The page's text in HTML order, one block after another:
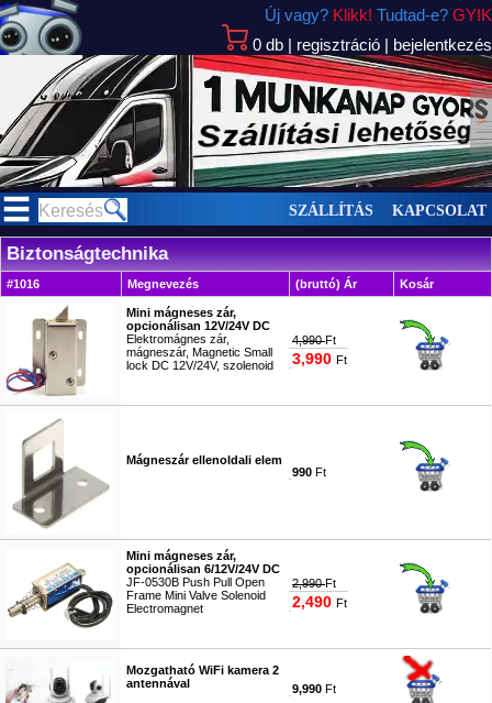
0 db | regisztráció | bejelentkezés
Új vagy? Klikk! Tudtad-e? GYIK
>
SZÁLLÍTÁS KAPCSOLAT
Biztonságtechnika
#1016 Megnevezés (bruttó) Ár Kosár
Mini mágneses zár,
opcionálisan 12V/24V DC
Elektromágnes zár,
mágneszár, Magnetic Small
lock DC 12V/24V, szolenoid
4,990Ft
3,990 Ft
Mágneszár ellenoldali elem
990 Ft
Mini mágneses zár,
opcionálisan 6/12V/24V DC
JF-0530B Push Pull Open
Frame Mini Valve Solenoid
Electromagnet
2,990Ft
2,490 Ft
Mozgatható WiFi kamera 2
antennával
9,990 Ft